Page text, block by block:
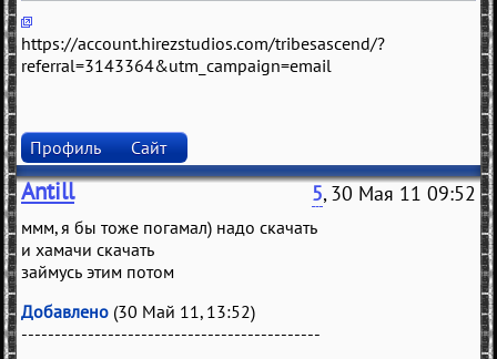
https://account.hirezstudios.com/tribesascend/?
referral=3143364&utm_campaign=email
Профиль Сайт
Antill 5, 30 Мая 11 09:52
ммм, я бы тоже погамал) надо скачать
и хамачи скачать
займусь этим потом
Добавлено (30 Май 11, 13:52)
---------------------------------------------